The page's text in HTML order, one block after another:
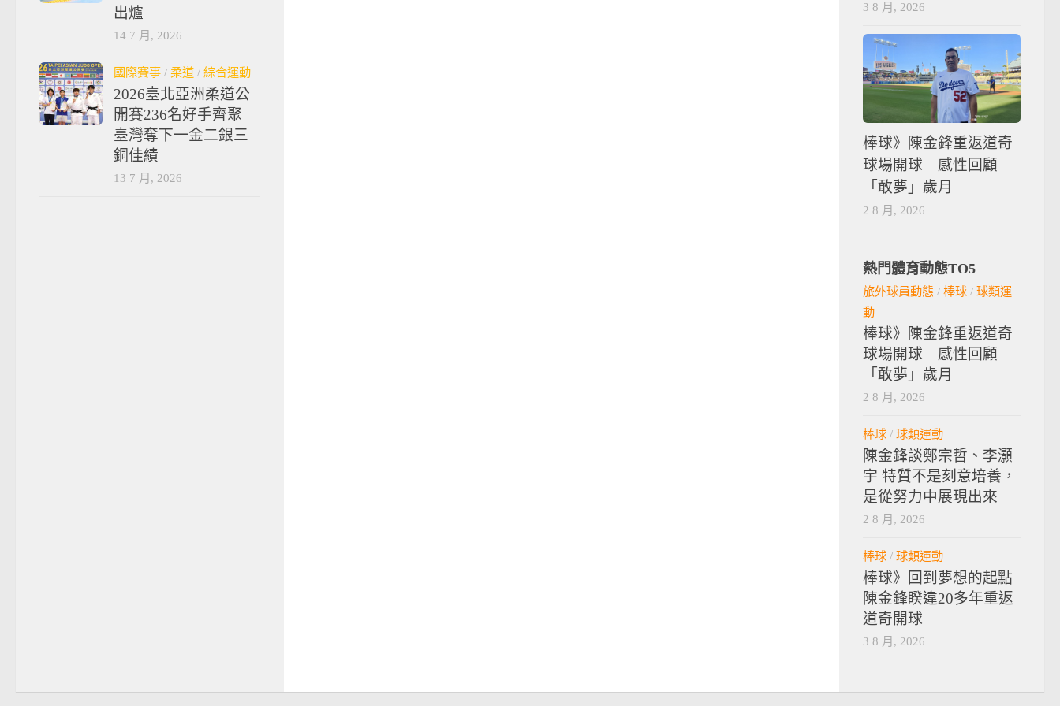
出爐
14 7 月, 2026
國際賽事 / 柔道 / 綜合運動
2026臺北亞洲柔道公
開賽236名好手齊聚
臺灣奪下一金二銀三
銅佳績
13 7 月, 2026
3 8 月, 2026
棒球》陳金鋒重返道奇
球場開球 感性回顧
「敢夢」歲月
2 8 月, 2026
熱門體育動態TO5
旅外球員動態 / 棒球 / 球類運
動
棒球》陳金鋒重返道奇
球場開球 感性回顧
「敢夢」歲月
2 8 月, 2026
棒球 / 球類運動
陳金鋒談鄭宗哲、李灝
宇 特質不是刻意培養，
是從努力中展現出來
2 8 月, 2026
棒球 / 球類運動
棒球》回到夢想的起點
陳金鋒睽違20多年重返
道奇開球
3 8 月, 2026